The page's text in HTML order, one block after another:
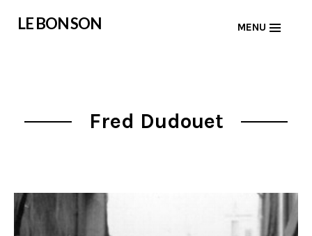
LE BON SON MENU
Fred Dudouet